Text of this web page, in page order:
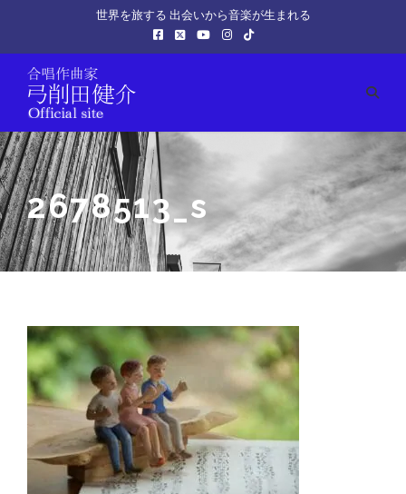
世界を旅する 出会いから音楽が生まれる
2678513_s